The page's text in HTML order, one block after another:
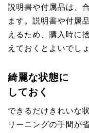
説明書や付属品は、
ます。説明書や付属
えるため、購入時に
えておくとよいでしょ
綺麗な状態に
しておく
できるだけきれいな
リーニングの手間が